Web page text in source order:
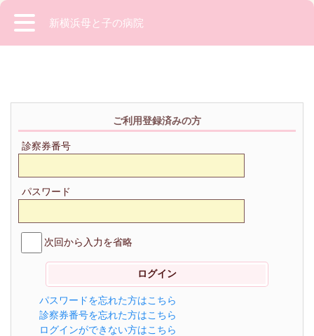
新横浜母と子の病院
ご利用登録済みの方
診察券番号
パスワード
次回から入力を省略
パスワードを忘れた方はこちら
診察券番号を忘れた方はこちら
ログインができない方はこちら